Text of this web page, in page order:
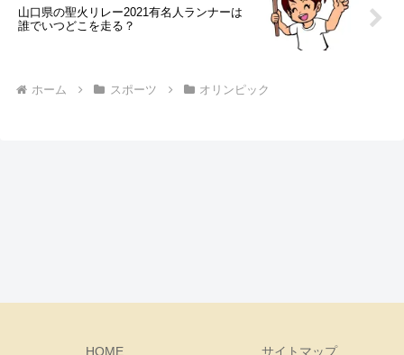
山口県の聖火リレー2021有名人ランナーは
誰でいつどこを走る？
ホーム スポーツ オリンピック
HOME サイトマップ